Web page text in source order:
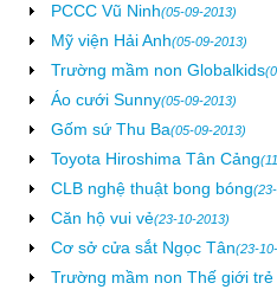
PCCC Vũ Ninh(05-09-2013)
Mỹ viện Hải Anh(05-09-2013)
Trường mầm non Globalkids
Áo cưới Sunny(05-09-2013)
Gốm sứ Thu Ba(05-09-2013)
Toyota Hiroshima Tân Cảng
CLB nghệ thuật bong bóng
Căn hộ vui vẻ(23-10-2013)
Cơ sở cửa sắt Ngọc Tân(23-
Trường mầm non Thế giới